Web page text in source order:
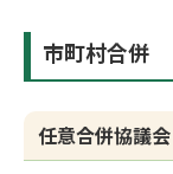
市町村合併
任意合併協議会